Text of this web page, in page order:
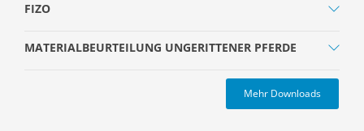
FIZO
MATERIALBEURTEILUNG UNGERITTENER PFERDE
Mehr Downloads